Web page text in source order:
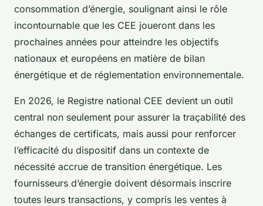
consommation d’énergie, soulignant ainsi le rôle
incontournable que les CEE joueront dans les
prochaines années pour atteindre les objectifs
nationaux et européens en matière de bilan
énergétique et de réglementation environnementale.
En 2026, le Registre national CEE devient un outil
central non seulement pour assurer la traçabilité des
échanges de certificats, mais aussi pour renforcer
l’efficacité du dispositif dans un contexte de
nécessité accrue de transition énergétique. Les
fournisseurs d’énergie doivent désormais inscrire
toutes leurs transactions, y compris les ventes à